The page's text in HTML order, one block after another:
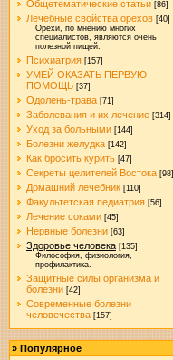
Общетематические статьи [86]
Лечебные свойства орехов [40]
Орехи, по мнению многих
специалистов, являются очень
полезной пищей.
Психиатрия [157]
УМЕЙ ОКАЗАТЬ ПЕРВУЮ
ПОМОЩЬ [37]
Одолень-трава [71]
Заболевания и их лечение [314]
Уход за больными [144]
Болезни желудка [142]
Как бросить курить [47]
Секреты целителей Востока [98]
Домашний лечебник [110]
Факультетская педиатрия [56]
Лечение соками [45]
Нервные болезни [63]
Здоровье человека [135]
Философия, физиология,
профилактика.
Защитные силы организма и
болезни [42]
Современные болезни
человечества [157]
» Популярное